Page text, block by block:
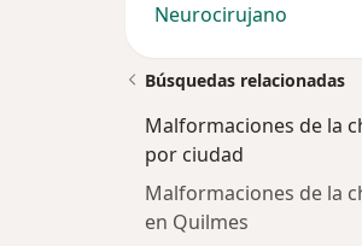
Neurocirujano
Búsquedas relacionadas
Malformaciones de la
por ciudad
Malformaciones de la
en Quilmes